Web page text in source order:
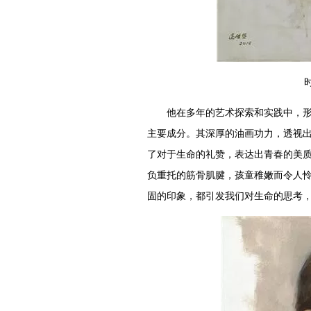
他在多年的艺术探索和实践中，形
主要成分。其深厚的油画功力，透视
了对于生命的礼赞，表达出青春的美
负重托的筋骨肌腱，孩童稚嫩而令人
固的印象，都引发我们对生命的思考